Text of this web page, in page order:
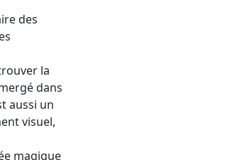
des
la
dans
aussi un
visuel,
magique